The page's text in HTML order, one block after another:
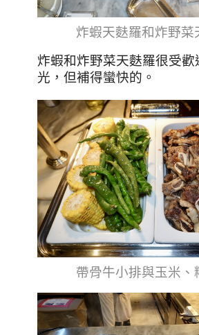
炸蝦天麩羅和炸野菜
炸蝦和炸野菜天麩羅很受歡
光，但補得蠻快的。
帶骨牛小排與玉米、